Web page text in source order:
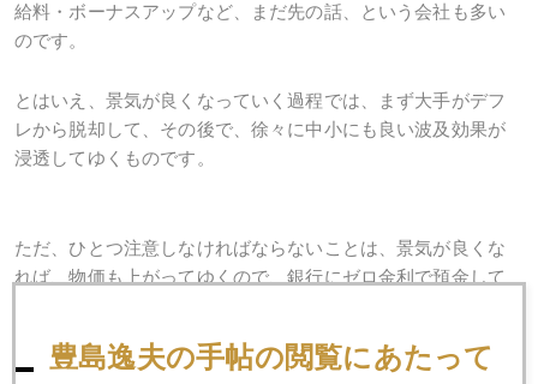
給料・ボーナスアップなど、まだ先の話、という会社も多い
のです。
とはいえ、景気が良くなっていく過程では、まず大手がデフ
レから脱却して、その後で、徐々に中小にも良い波及効果が
浸透してゆくものです。
ただ、ひとつ注意しなければならないことは、景気が良くな
れば、物価も上がってゆくので、銀行にゼロ金利で預金して
まぁ、いずれゼロ金利脱却ということになるでしょうが、そ
豊島逸夫の手帖の閲覧にあたって